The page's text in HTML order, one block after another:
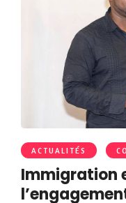
ACTUALITÉS
Immigration